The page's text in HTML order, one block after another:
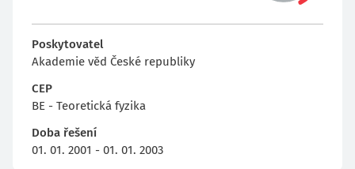
Poskytovatel
Akademie věd České republiky
CEP
BE - Teoretická fyzika
Doba řešení
01. 01. 2001 - 01. 01. 2003